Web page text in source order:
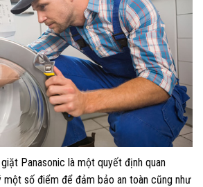
Panasonic là một quyết định quan
một số điểm để đảm bảo an toàn cũng như